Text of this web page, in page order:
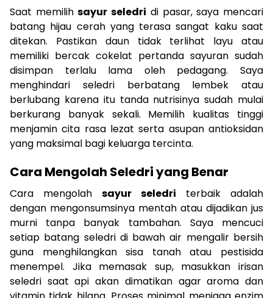
Saat memilihsayur seledri di pasar, saya mencari
batang hijau cerah yang terasa sangat kaku saat
ditekan. Pastikan daun tidak terlihat layu atau
memiliki bercak cokelat pertanda sayuran sudah
disimpan terlalu lama oleh pedagang. Saya
menghindari seledri berbatang lembek atau
berlubang karena itu tanda nutrisinya sudah mulai
berkurang banyak sekali. Memilih kualitas tinggi
menjamin cita rasa lezat serta asupan antioksidan
yang maksimal bagi keluarga tercinta.
Cara Mengolah Seledri yang Benar
Cara mengolah sayur seledri terbaik adalah
dengan mengonsumsinya mentah atau dijadikan jus
murni tanpa banyak tambahan. Saya mencuci
setiap batang seledri di bawah air mengalir bersih
guna menghilangkan sisa tanah atau pestisida
menempel. Jika memasak sup, masukkan irisan
seledri saat api akan dimatikan agar aroma dan